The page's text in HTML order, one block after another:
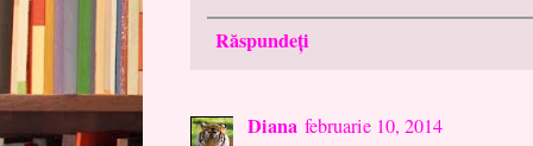
Răspundeți
Diana februarie 10, 2014